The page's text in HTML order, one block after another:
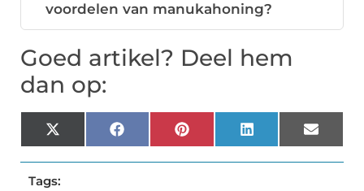
voordelen van manukahoning?
Goed artikel? Deel hem
dan op:
X
(Twitter)
FacebookPinterestLinkedInEmail
Tags: